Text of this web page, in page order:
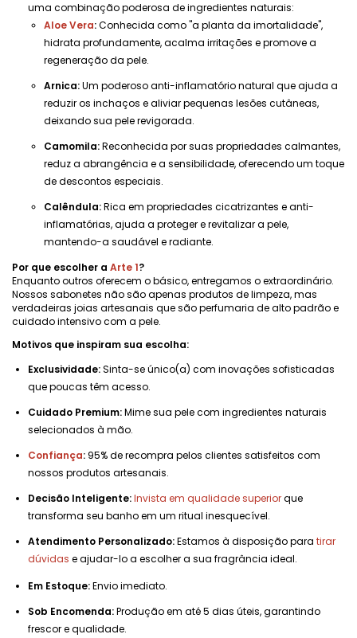
uma combinação poderosa de ingredientes naturais:
Aloe Vera:Conhecida como "a planta da imortalidade",
hidrata profundamente, acalma irritações e promove a
regeneração da pele.
Arnica:Um poderoso anti-inflamatório natural que ajuda a
reduzir os inchaços e aliviar pequenas lesões cutâneas,
deixando sua pele revigorada.
Camomila:Reconhecida por suas propriedades calmantes,
reduz a abrangência e a sensibilidade, oferecendo um toque
de descontos especiais.
Calêndula:Rica em propriedades cicatrizantes e anti-
inflamatórias, ajuda a proteger e revitalizar a pele,
mantendo-a saudável e radiante.
Por que escolher a Arte 1?
Enquanto outros oferecem o básico, entregamos o extraordinário.
Nossos sabonetes não são apenas produtos de limpeza, mas
verdadeiras joias artesanais que são perfumaria de alto padrão e
cuidado intensivo com a pele.
Motivos que inspiram sua escolha:
Exclusividade:Sinta-se único(a) com inovações sofisticadas
que poucas têm acesso.
Cuidado Premium:Mime sua pele com ingredientes naturais
selecionados à mão.
Confiança: 95% de recompra pelos clientes satisfeitos com
nossos produtos artesanais.
Decisão Inteligente:Invista em qualidade superiorque
transforma seu banho em um ritual inesquecível.
Atendimento Personalizado:Estamos à disposição para tirar
dúvidas e ajudar-lo a escolher a sua fragrância ideal.
Em Estoque:Envio imediato.
Sob Encomenda:Produção em até 5 dias úteis, garantindo
frescor e qualidade.